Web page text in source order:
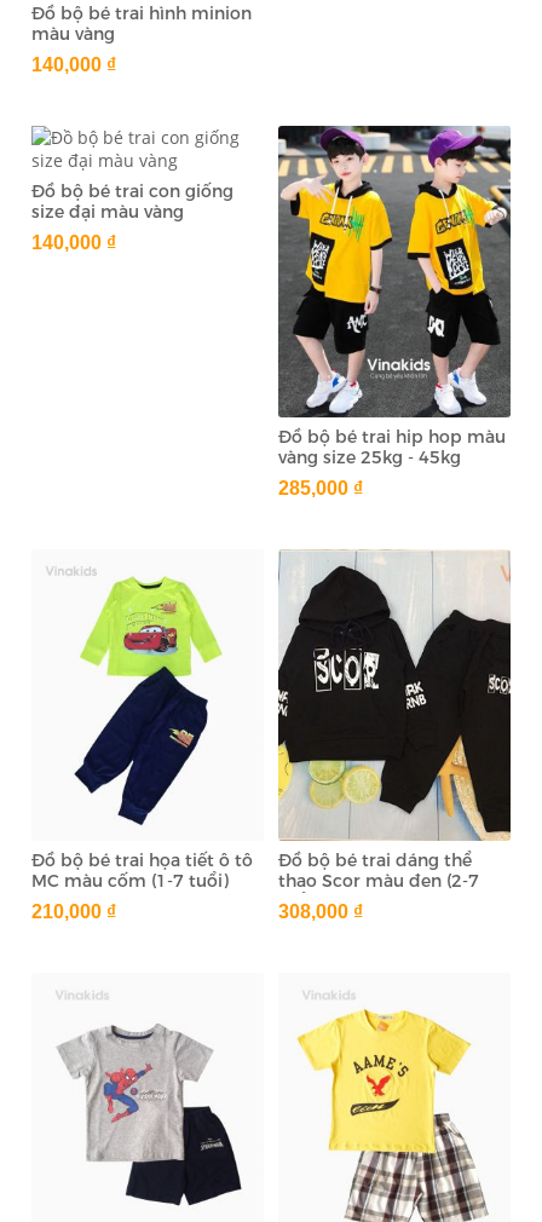
Đồ bộ bé trai hình minion
màu vàng
140,000 ₫
Đồ bộ bé trai con giống
size đại màu vàng
140,000 ₫
Đồ bộ bé trai hip hop màu
vàng size 25kg - 45kg
285,000 ₫
Đồ bộ bé trai họa tiết ô tô
MC màu cốm (1-7 tuổi)
210,000 ₫
Đồ bộ bé trai dáng thể
thao Scor màu đen (2-7
tuổi)
308,000 ₫